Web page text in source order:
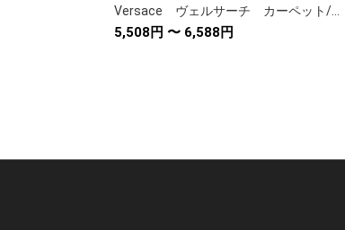
Versace ヴェルサーチ カーペット/人気マット/絨毯 長方形 キッチンマット/トイレマット ベッドルーム浴室オフィス 新居マット
5,508円 〜 6,588円